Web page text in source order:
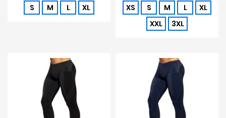
S M L XL XS S M L
XL
XXL
3XL